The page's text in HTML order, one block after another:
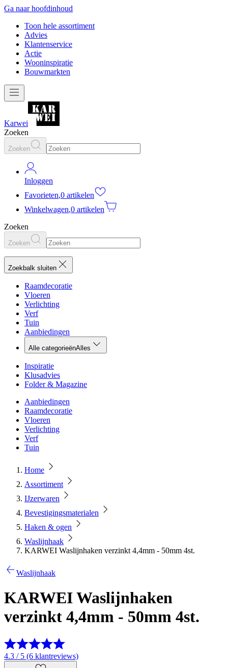
Ga naar hoofdinhoud
Toon hele assortiment
Advies
Klantenservice
Actie
Wooninspiratie
Bouwmarkten
Karwei
Zoeken
Zoeken
Inloggen
Favorieten,0 artikelen
Winkelwagen,0 artikelen
Zoeken
Zoeken
Zoekbalk sluiten
Raamdecoratie
Vloeren
Verlichting
Verf
Tuin
Aanbiedingen
Alle categorieënAlles
Inspiratie
Klusadvies
Folder & Magazine
Aanbiedingen
Raamdecoratie
Vloeren
Verlichting
Verf
Tuin
Home
Assortiment
IJzerwaren
Bevestigingsmaterialen
Haken & ogen
Waslijnhaak
KARWEI Waslijnhaken verzinkt 4,4mm - 50mm 4st.
Waslijnhaak
KARWEI Waslijnhaken
verzinkt 4,4mm - 50mm 4st.
4.3 / 5 (6 klantreviews)